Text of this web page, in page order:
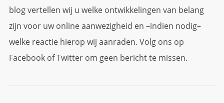
blog vertellen wij u welke ontwikkelingen van belang
zijn voor uw online aanwezigheid en –indien nodig–
welke reactie hierop wij aanraden. Volg ons op
Facebook of Twitter om geen bericht te missen.